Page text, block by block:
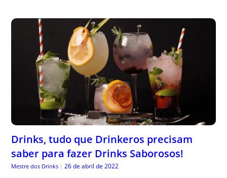
Drinks, tudo que Drinkeros precisam
saber para fazer Drinks Saborosos!
Mestre dos Drinks | 26 de abril de 2022